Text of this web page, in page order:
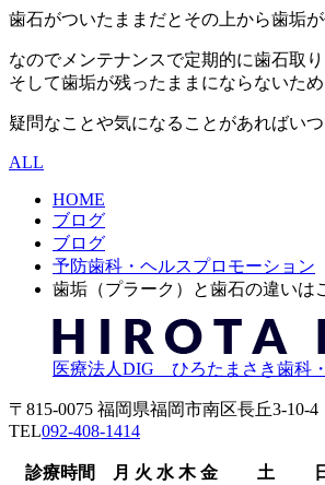
歯石がついたままだとその上から歯垢
なのでメンテナンスで定期的に歯石取
そして歯垢が残ったままにならないた
疑問なことや気になることがあればい
ALL
HOME
ブログ
ブログ
予防歯科・ヘルスプロモーション
歯垢（プラーク）と歯石の違い
医療法人DIG ひろたまさき歯科
〒815-0075 福岡県福岡市南区長丘3-10-4
TEL092-408-1414
診療時間 月 火 水 木 金 土